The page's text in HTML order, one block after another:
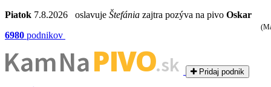
Piatok 7.8.2026 oslavuje Štefánia zajtra pozýva na pivo Oskar
6980 podnikov
Kam NaPIVO.sk Pridaj podnik